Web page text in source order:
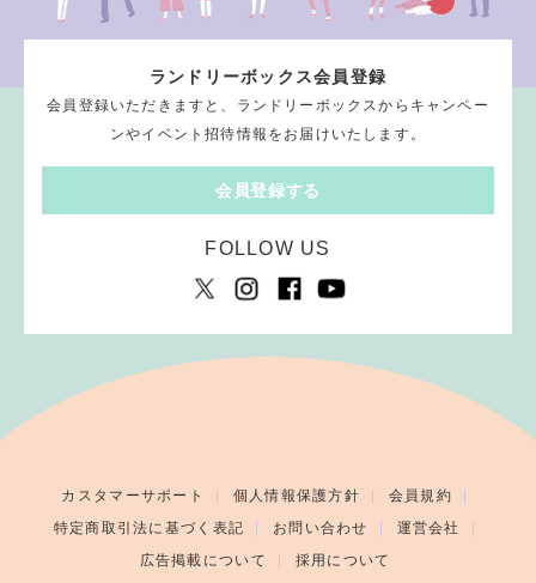
ランドリーボックス会員登録
会員登録いただきますと、ランドリーボックスからキャンペー
ンやイベント招待情報をお届けいたします。
会員登録する
FOLLOW US
カスタマーサポート 個人情報保護方針
会員規約
特定商取引法に基づく表記
お問い合わせ
運営会社
広告掲載について
採用について